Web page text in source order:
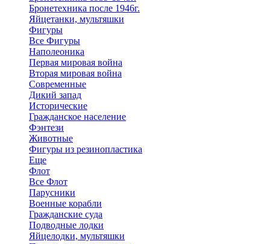
Бронетехника после 1946г.
Яйцетанки, мультяшки
Фигуры
Все Фигуры
Наполеоника
Первая мировая война
Вторая мировая война
Современные
Дикий запад
Исторические
Гражданское население
Фэнтези
Животные
Фигуры из резинопластика
Еще
Флот
Все Флот
Парусники
Военные корабли
Гражданские суда
Подводные лодки
Яйцелодки, мультяшки